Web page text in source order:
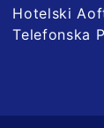
Hotelski
Telefonska